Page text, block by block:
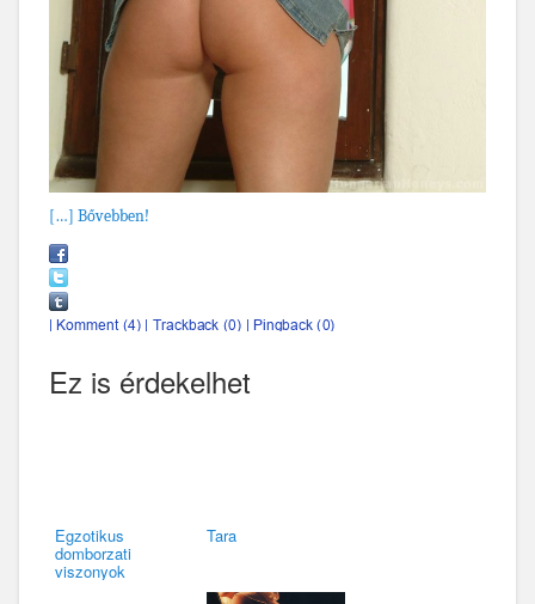
[…] Bővebben!
Ez is érdekelhet
Egzotikus
domborzati
viszonyok
Tara